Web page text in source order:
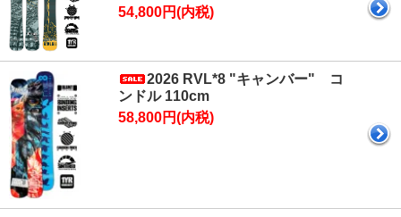
54,800円(内税)
2026 RVL*8 "キャンバー" コ
ンドル 110cm
58,800円(内税)